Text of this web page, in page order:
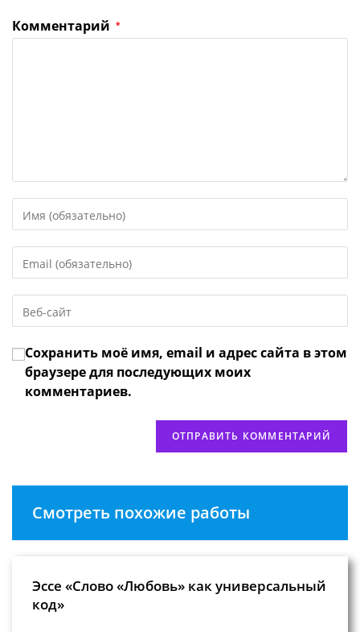
Комментарий *
свое
или
имя
чтобы
прокомментировать
свой
адрес,
чтобы
URL
веб-
сайта
(необязательно)
Сохранить моё имя, email и адрес сайта в этом
браузере для последующих моих
комментариев.
Смотреть похожие работы
Эссе «Слово «Любовь» как универсальный
код»